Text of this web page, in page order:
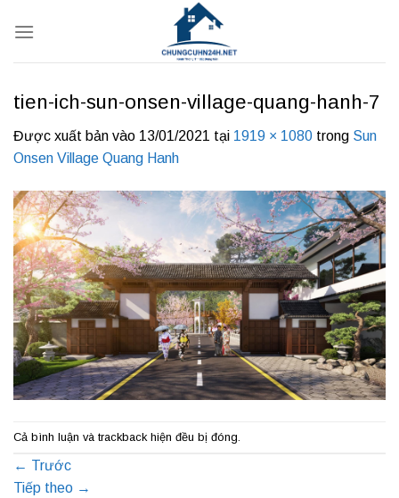
qua
tien-ich-sun-onsen-village-quang-hanh-7
Được xuất bản vào 13/01/2021 tại 1919 × 1080 trong Sun
Onsen Village Quang Hanh
Cả bình luận và trackback hiện đều bị đóng.
←
Trước
Tiếp theo →